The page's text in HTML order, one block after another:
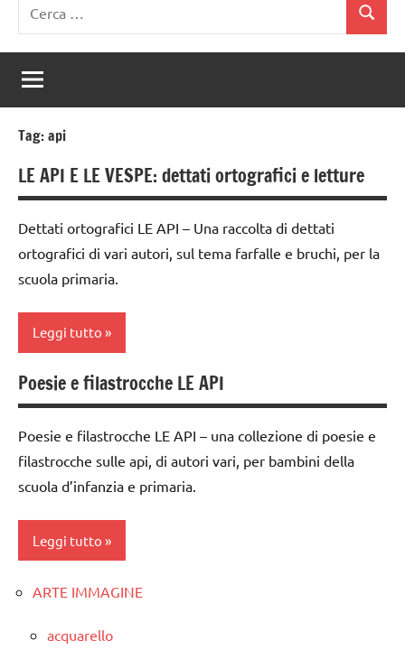
per:
Cerca
Tag:api
LE API E LE VESPE: dettati ortografici e letture
Dettati ortografici LE API – Una raccolta di dettati
ortografici di vari autori, sul tema farfalle e bruchi, per la
scuola primaria.
Leggi tutto
classe
1a
classe
2a
3a
classe
5a
Poesie e filastrocche LE API
Poesie e filastrocche LE API – una collezione di poesie e
filastrocche sulle api, di autori vari, per bambini della
scuola d’infanzia e primaria.
Leggi tutto
classi
ARTE IMMAGINE
acquarello